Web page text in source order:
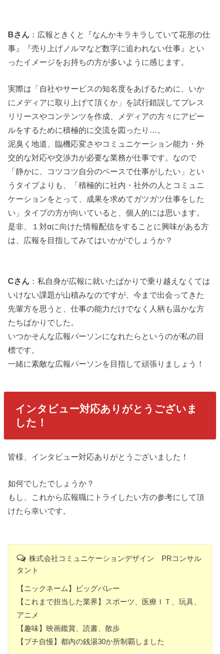
Bさん ：広報ときくと『なんかキラキラしていて花形の仕
事』『売り上げノルマなど数字に追われない仕事』とい
ったイメージをお持ちの方が多いように感じます。
実際は「自社やサービスの知名度をあげるために、いか
にメディアに取り上げて頂くか」を試行錯誤してプレス
リリースやコンテンツを作成、メディアの方々にアピー
ルをするために積極的に交流を図ったり…。
泥臭く地道、臨機応変さやコミュニケーション能力・外
交的な対応や交渉力が必要な業務が仕事です。なので
「静かに、コツコツ自分のペースで仕事がしたい」とい
うタイプよりも、「積極的に社内・社外の人とコミュニ
ケーションをとって、成果を求めてガツガツ仕事をした
い」タイプの方が向いていると、個人的には思います。
是非、１対αに向けた情報配信をすることに興味がある方
は、広報を目指してみてはいかがでしょうか？
Cさん ：私自身が広報に就いたばかりで乗り越えなくては
いけない課題が山積みなのですが、今まで出会ってきた
先輩方を思うと、仕事の能力だけでなく人柄も温かな方
たちばかりでした。
いつかそんな広報パーソンになれたらというのが私の目
標です。
一緒に素敵な広報パーソンを目指して頑張りましょう！
インタビュー対応ありがとうございま
した！
皆様、インタビュー対応ありがとうございました！
如何でしたでしょうか？
もし、これから広報職にトライしたい方の参考にして頂
けたら幸いです。
株式会社コミュニケーションデザイン PRコンサル
タント
【ニックネーム】ビッグバレー
【これまで担当した業界】スポーツ、医療ＩＴ、玩具、
アニメ
【趣味】映画鑑賞、読書、散歩
【プチ自慢】都内の銭湯30か所制覇しました